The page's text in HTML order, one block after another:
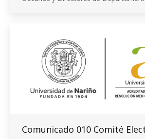
Comunicado 010 Comité